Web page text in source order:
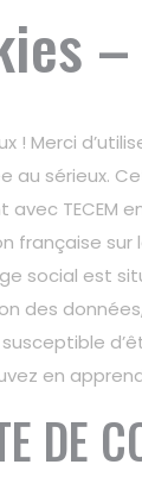
! Merci
au sérieux.
TECEM
française
est
des
en
DE